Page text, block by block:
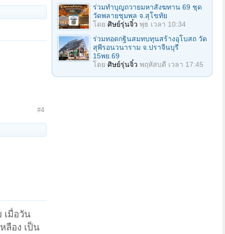
#4
เมื่อวัน
ลือง เป็น
ร่วมทําบุญถวายมหาสังฆทาน 69 ชุด
วัดพลายชุมพล จ.สุโขทัย
โดย ศิษย์รุ่นจิ๋ว พุธ เวลา 10:34
ร่วมทอดกฐินสมทบทุนสร้างอุโบสถ วัด
สุพีรอนวนาราม จ.ปราจีนบุรี
15พย.69
โดย ศิษย์รุ่นจิ๋ว พฤหัสบดี เวลา 17:45